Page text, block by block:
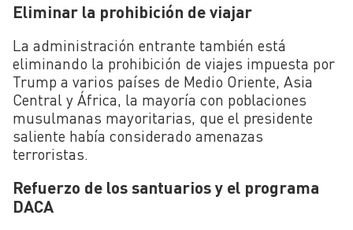
Eliminar la prohibición de viajar
La administración entrante también está
eliminando la prohibición de viajes impuesta por
Trump a varios países de Medio Oriente, Asia
Central y África, la mayoría con poblaciones
musulmanas mayoritarias, que el presidente
saliente había considerado amenazas
terroristas.
Refuerzo de los santuarios y el programa
DACA